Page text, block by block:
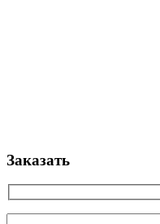
Заказать